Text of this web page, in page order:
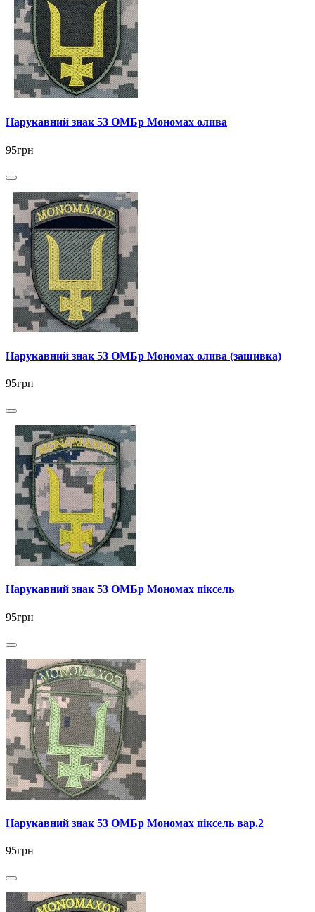
Нарукавний знак 53 ОМБр Мономах олива
95грн
Нарукавний знак 53 ОМБр Мономах олива (зашивка)
95грн
Нарукавний знак 53 ОМБр Мономах піксель
95грн
Нарукавний знак 53 ОМБр Мономах піксель вар.2
95грн